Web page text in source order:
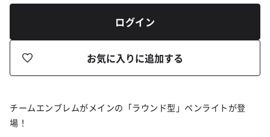
ログイン
お気に入りに追加する
チームエンブレムがメインの「ラウンド型」ペンライトが登
場！